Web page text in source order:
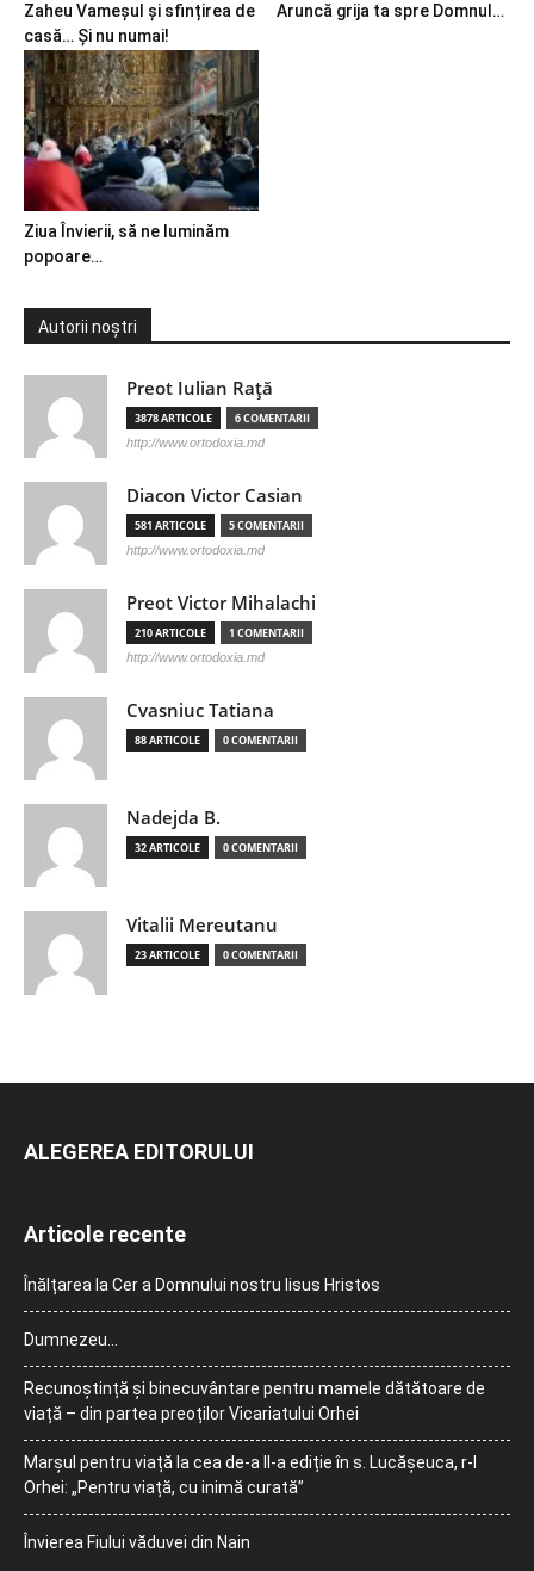
Zaheu Vameșul și sfințirea de
casă… Și nu numai!
Aruncă grija ta spre Domnul…
Ziua Învierii, să ne luminăm
popoare…
Autorii noștri
Preot Iulian Raţă
3878 ARTICOLE 6 COMENTARII
http://www.ortodoxia.md
Diacon Victor Casian
581 ARTICOLE 5 COMENTARII
http://www.ortodoxia.md
Preot Victor Mihalachi
210 ARTICOLE 1 COMENTARII
http://www.ortodoxia.md
Cvasniuc Tatiana
88 ARTICOLE 0 COMENTARII
Nadejda B.
32 ARTICOLE 0 COMENTARII
Vitalii Mereutanu
23 ARTICOLE 0 COMENTARII
ALEGEREA EDITORULUI
Articole recente
Înălțarea la Cer a Domnului nostru Iisus Hristos
Dumnezeu…
Recunoștință și binecuvântare pentru mamele dătătoare de
viață – din partea preoților Vicariatului Orhei
Marșul pentru viață la cea de-a II-a ediție în s. Lucășeuca, r-l
Orhei: „Pentru viață, cu inimă curată”
Învierea Fiului văduvei din Nain